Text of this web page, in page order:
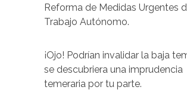
Reforma de Medidas Urgentes
Trabajo Autónomo.
¡Ojo! Podrían invalidar la baja
se descubriera una imprudencia
temeraria por tu parte.